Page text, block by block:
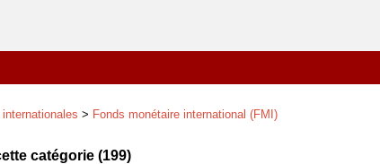
> Fonds monétaire international (FMI)
catégorie (199)